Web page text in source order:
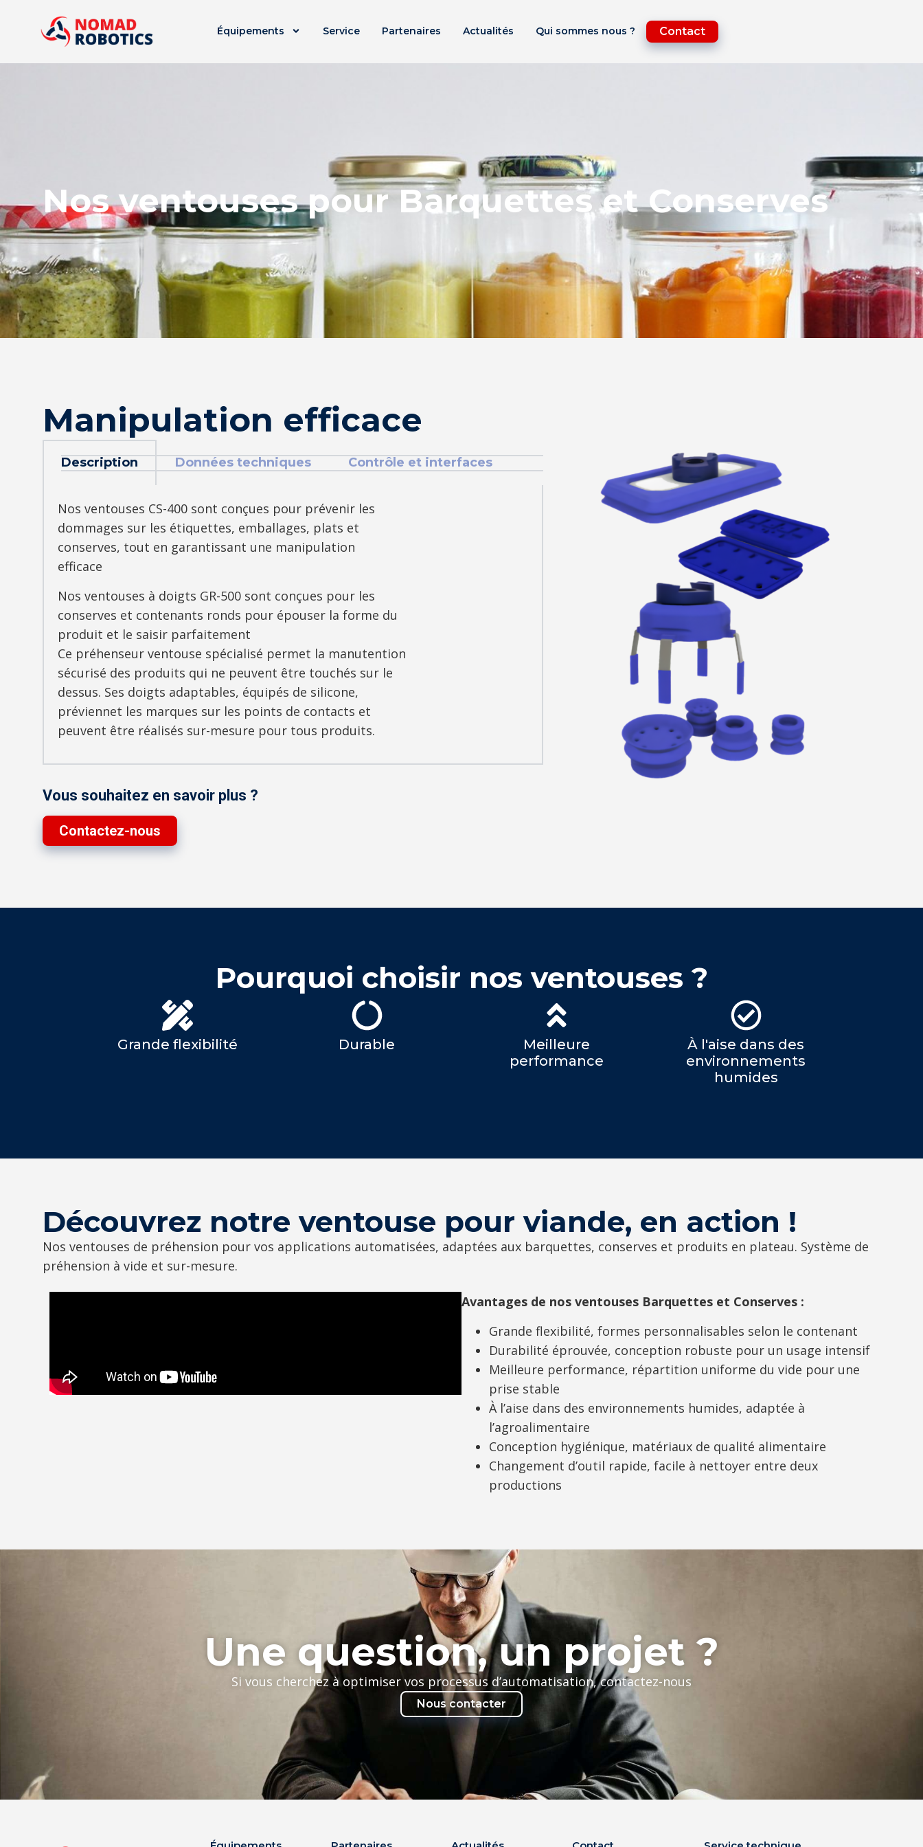
Équipements Service Partenaires Actualités Qui sommes nous ? Contact
Nos ventouses pour Barquettes et Conserves
Manipulation efficace
Description Données techniques Contrôle et interfaces
Nos ventouses CS-400 sont conçues pour prévenir les
dommages sur les étiquettes, emballages, plats et
conserves, tout en garantissant une manipulation
efficace
Nos ventouses à doigts GR-500 sont conçues pour les
conserves et contenants ronds pour épouser la forme du
produit et le saisir parfaitement
Ce préhenseur ventouse spécialisé permet la manutention
sécurisé des produits qui ne peuvent être touchés sur le
dessus. Ses doigts adaptables, équipés de silicone,
préviennet les marques sur les points de contacts et
peuvent être réalisés sur-mesure pour tous produits.
Vous souhaitez en savoir plus ?
Contactez-nous
Pourquoi choisir nos ventouses ?
Grande flexibilité Durable
Meilleure
performance
À l'aise dans des
environnements
humides
Découvrez notre ventouse pour viande, en action !
Nos ventouses de préhension pour vos applications automatisées, adaptées aux barquettes, conserves et produits en plateau. Système de
préhension à vide et sur-mesure.
Avantages de nos ventouses Barquettes et Conserves :
Grande flexibilité, formes personnalisables selon le contenant
Durabilité éprouvée, conception robuste pour un usage intensif
Meilleure performance, répartition uniforme du vide pour une
prise stable
À l’aise dans des environnements humides, adaptée à
l’agroalimentaire
Conception hygiénique, matériaux de qualité alimentaire
Changement d’outil rapide, facile à nettoyer entre deux
productions
Une question, un projet ?
Si vous cherchez à optimiser vos processus d’automatisation, contactez-nous
Nous contacter